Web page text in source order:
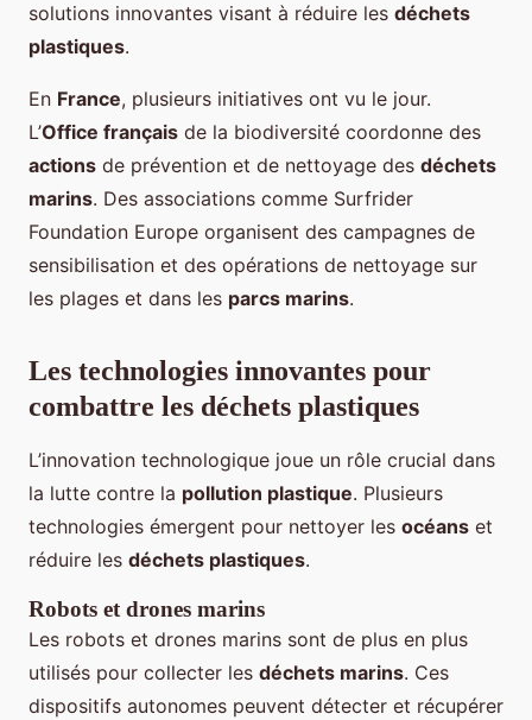
solutions innovantes visant à réduire les déchets
plastiques.
En France, plusieurs initiatives ont vu le jour.
L’Office français de la biodiversité coordonne des
actions de prévention et de nettoyage des déchets
marins. Des associations comme Surfrider
Foundation Europe organisent des campagnes de
sensibilisation et des opérations de nettoyage sur
les plages et dans les parcs marins.
Les technologies innovantes pour
combattre les déchets plastiques
L’innovation technologique joue un rôle crucial dans
la lutte contre la pollution plastique. Plusieurs
technologies émergent pour nettoyer les océans et
réduire les déchets plastiques.
Robots et drones marins
Les robots et drones marins sont de plus en plus
utilisés pour collecter les déchets marins. Ces
dispositifs autonomes peuvent détecter et récupérer